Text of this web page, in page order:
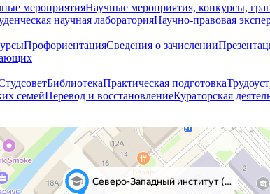
мероприятияНаучные мероприятия, конкурсы,
научная лабораторияНаучно-правовая
ПрофориентацияСведения о зачислении
БиблиотекаПрактическая подготовка
семейПеревод и восстановлениеКураторская